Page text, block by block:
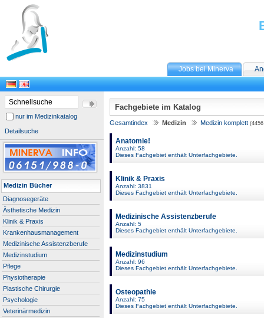
Jobs bei Minerva
nur im Medizinkatalog
Detailsuche
Medizin Bücher
Diagnosegeräte
Ästhetische Medizin
Klinik & Praxis
Krankenhausmanagement
Medizinische Assistenzberufe
Medizinstudium
Pflege
Physiotherapie
Plastische Chirurgie
Psychologie
Veterinärmedizin
Fachgebiete im Katalog
Gesamtindex Medizin Medizin komplett
Anatomie!
Anzahl: 58
Dieses Fachgebiet enthält Unterfachgebiete.
Klinik & Praxis
Anzahl: 3831
Dieses Fachgebiet enthält Unterfachgebiete.
Medizinische Assistenzberufe
Anzahl: 5
Dieses Fachgebiet enthält Unterfachgebiete.
Medizinstudium
Anzahl: 96
Dieses Fachgebiet enthält Unterfachgebiete.
Osteopathie
Anzahl: 75
Dieses Fachgebiet enthält Unterfachgebiete.